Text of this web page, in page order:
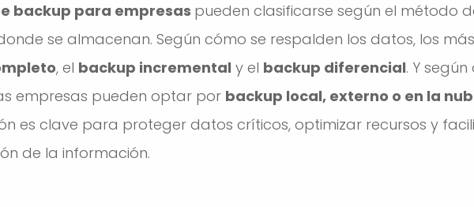
backup para empresas pueden clasificarse según el método
se almacenan. Según cómo se respalden los datos, los
, el backup incremental y el backup diferencial. Y
empresas pueden optar por backup local, externo o en la
es clave para proteger datos críticos, optimizar recursos y
de la información.